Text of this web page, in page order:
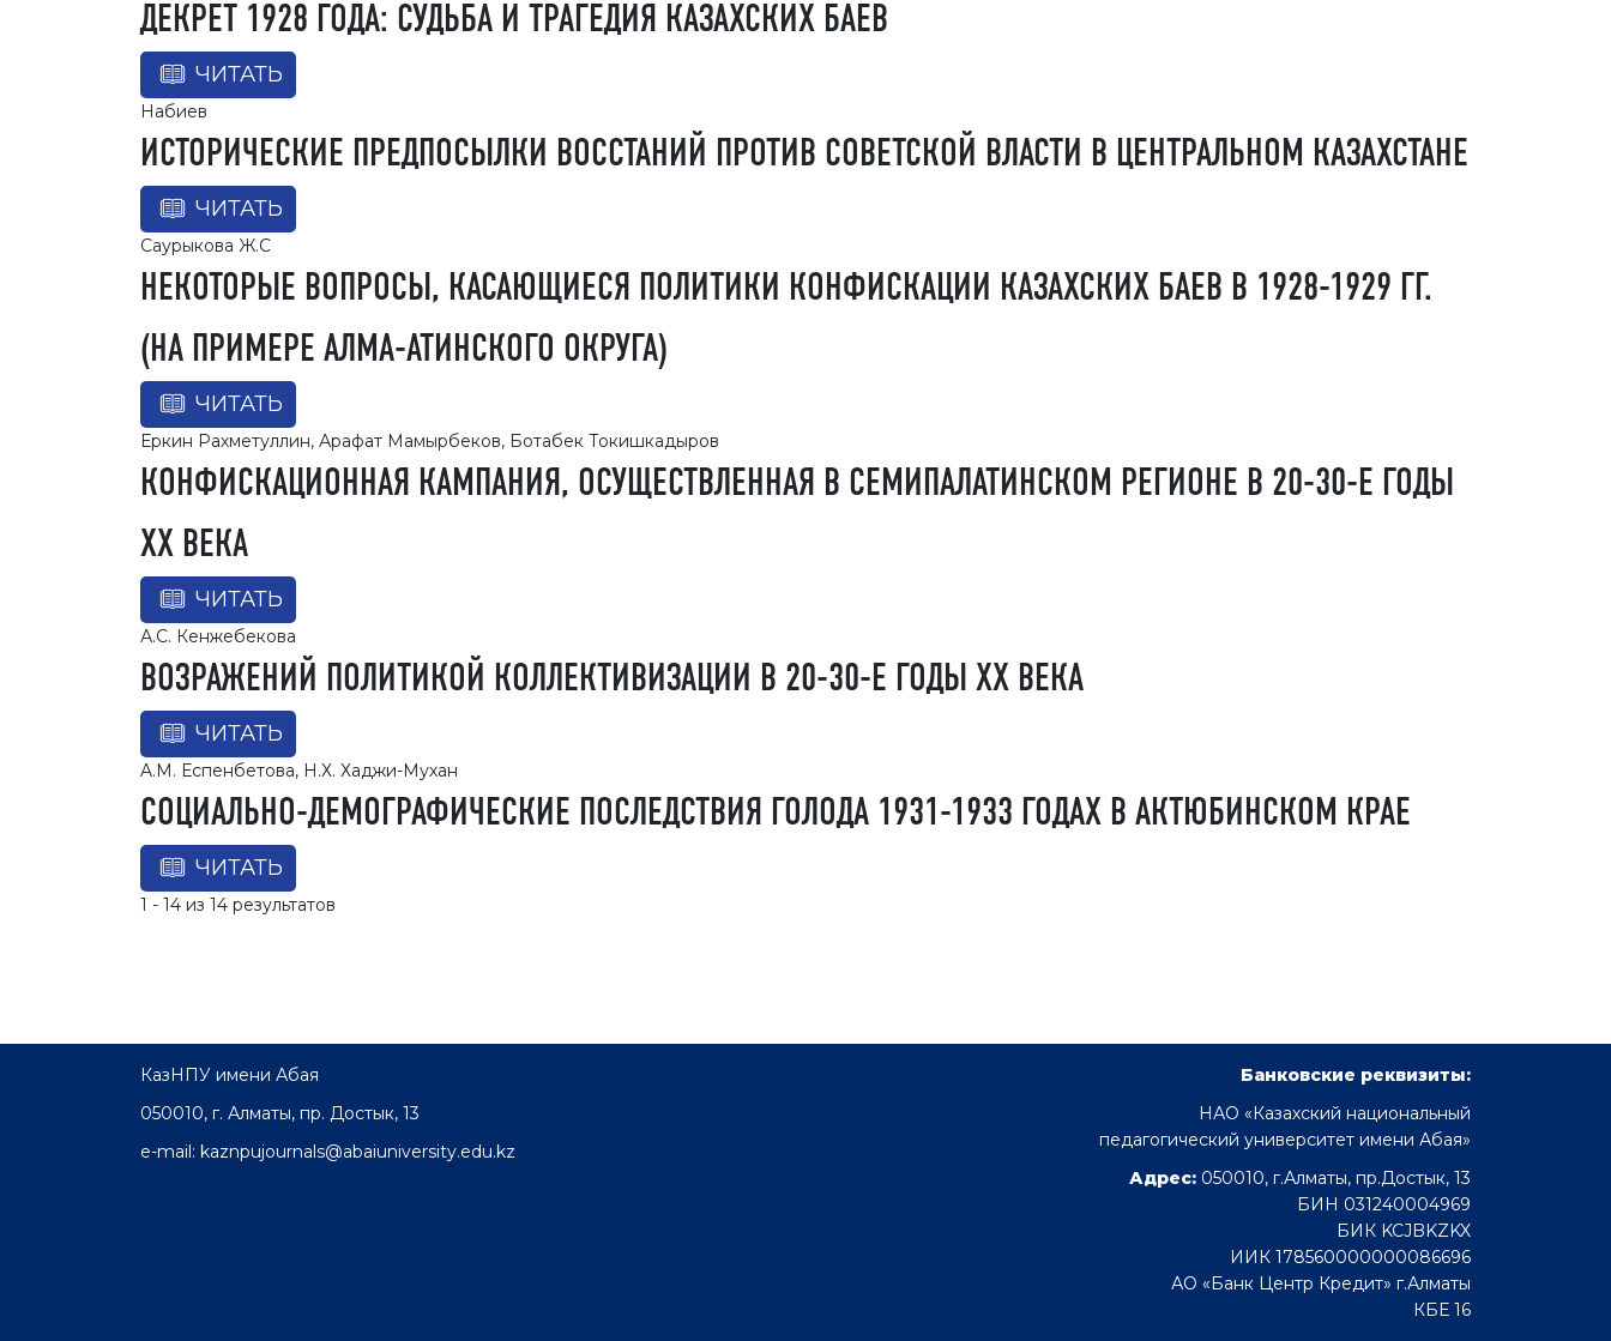
ДЕКРЕТ 1928 ГОДА: СУДЬБА И ТРАГЕДИЯ КАЗАХСКИХ БАЕВ
ЧИТАТЬ
Набиев
ИСТОРИЧЕСКИЕ ПРЕДПОСЫЛКИ ВОССТАНИЙ ПРОТИВ СОВЕТСКОЙ ВЛАСТИ В ЦЕНТРАЛЬНОМ КАЗАХСТАНЕ
ЧИТАТЬ
Саурыкова Ж.С
НЕКОТОРЫЕ ВОПРОСЫ, КАСАЮЩИЕСЯ ПОЛИТИКИ КОНФИСКАЦИИ КАЗАХСКИХ БАЕВ В 1928-1929 ГГ.
(НА ПРИМЕРЕ АЛМА-АТИНСКОГО ОКРУГА)
ЧИТАТЬ
Еркин Рахметуллин, Арафат Мамырбеков, Ботабек Токишкадыров
КОНФИСКАЦИОННАЯ КАМПАНИЯ, ОСУЩЕСТВЛЕННАЯ В СЕМИПАЛАТИНСКОМ РЕГИОНЕ В 20-30-Е ГОДЫ
ХХ ВЕКА
ЧИТАТЬ
А.С. Кенжебекова
ВОЗРАЖЕНИЙ ПОЛИТИКОЙ КОЛЛЕКТИВИЗАЦИИ В 20-30-Е ГОДЫ ХХ ВЕКА
ЧИТАТЬ
A.M. Еспенбетова, Н.Х. Хаджи-Мухан
СОЦИАЛЬНО-ДЕМОГРАФИЧЕСКИЕ ПОСЛЕДСТВИЯ ГОЛОДА 1931-1933 ГОДАХ В АКТЮБИНСКОМ КРАЕ
ЧИТАТЬ
1 - 14 из 14 результатов
КазНПУ имени Абая
050010, г. Алматы, пр. Достык, 13
e-mail: kaznpujournals@abaiuniversity.edu.kz
Банковские реквизиты:
НАО «Казахский национальный
педагогический университет имени Абая»
Адрес: 050010, г.Алматы, пр.Достык, 13
БИН 031240004969
БИК KCJBKZKX
ИИК 178560000000086696
АО «Банк Центр Кредит» г.Алматы
КБЕ 16